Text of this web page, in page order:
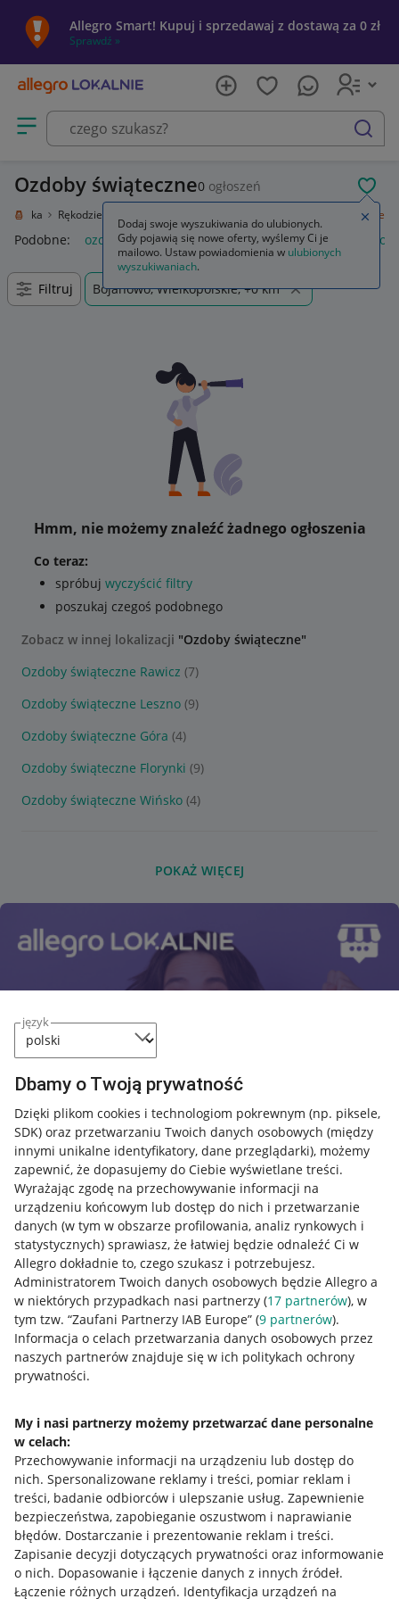
język
Dbamy o Twoją prywatność
Dzięki plikom cookies i technologiom pokrewnym (np. piksele,
SDK) oraz przetwarzaniu Twoich danych osobowych (między
innymi unikalne identyfikatory, dane przeglądarki), możemy
zapewnić, że dopasujemy do Ciebie wyświetlane treści.
Wyrażając zgodę na przechowywanie informacji na
urządzeniu końcowym lub dostęp do nich i przetwarzanie
danych (w tym w obszarze profilowania, analiz rynkowych i
statystycznych) sprawiasz, że łatwiej będzie odnaleźć Ci w
Allegro dokładnie to, czego szukasz i potrzebujesz.
Administratorem Twoich danych osobowych będzie Allegro a
w niektórych przypadkach nasi partnerzy (17 partnerów), w
tym tzw. “Zaufani Partnerzy IAB Europe” (9 partnerów).
Informacja o celach przetwarzania danych osobowych przez
naszych partnerów znajduje się w ich politykach ochrony
prywatności.
My i nasi partnerzy możemy przetwarzać dane personalne
w celach:
Przechowywanie informacji na urządzeniu lub dostęp do
nich. Spersonalizowane reklamy i treści, pomiar reklam i
treści, badanie odbiorców i ulepszanie usług. Zapewnienie
bezpieczeństwa, zapobieganie oszustwom i naprawianie
błędów. Dostarczanie i prezentowanie reklam i treści.
Zapisanie decyzji dotyczących prywatności oraz informowanie
o nich. Dopasowanie i łączenie danych z innych źródeł.
Łączenie różnych urządzeń. Identyfikacja urządzeń na
Allegro Smart! Kupuj i sprzedawaj z dostawą za 0 zł
Sprawdź »
Otwórz menu z kategoriami
szukaj
Ozdoby świąteczne0 ogłoszeń
i sztuka Rękodzieło Ozdoby świąteczne
Podobne: ozdoby świąteczne ozdoby świąteczne boże
Filtruj Bojanowo, Wielkopolskie, +0 km
Hmm, nie możemy znaleźć żadnego ogłoszenia
Co teraz:
spróbuj wyczyścić filtry
poszukaj czegoś podobnego
Zobacz w innej lokalizacji "Ozdoby świąteczne"
Ozdoby świąteczne Rawicz (7)
Ozdoby świąteczne Leszno (9)
Ozdoby świąteczne Góra (4)
Ozdoby świąteczne Florynki (9)
Ozdoby świąteczne Wińsko (4)
POKAŻ WIĘCEJ
Nawigacja
Przydatne informacje
Jak to działa
Napisz do nas
Allegro Gadane dla sprzedających
Mapa miejscowości
Informacje prawne
Regulamin
Polityka plików "cookies"
Ustawienia plików "cookies"
Dodaj swoje wyszukiwania do ulubionych.
Gdy pojawią się nowe oferty, wyślemy Ci je
mailowo. Ustaw powiadomienia w ulubionych
wyszukiwaniach.